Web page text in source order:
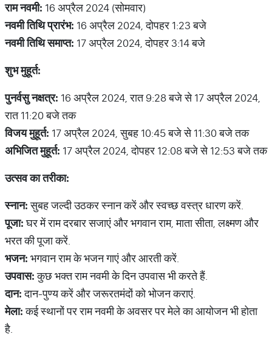
रामनवमी: 16 अप्रैल 2024 (सोमवार)
नवमीतिथिप्रारंभ: 16 अप्रैल 2024, दोपहर 1:23 बजे
नवमीतिथिसमाप्त: 17 अप्रैल 2024, दोपहर 3:14 बजे
शुभमुहूर्त:
पुनर्वसुनक्षत्र: 16 अप्रैल 2024, रात 9:28 बजे से 17 अप्रैल 2024,
रात 11:20 बजे तक
विजयमुहूर्त: 17 अप्रैल 2024, सुबह 10:45 बजे से 11:30 बजे तक
अभिजितमुहूर्त: 17 अप्रैल 2024, दोपहर 12:08 बजे से 12:53 बजे तक
उत्सवकातरीका:
स्नान:सुबह जल्दी उठकर स्नान करें और स्वच्छ वस्त्र धारण करें.
पूजा:घर में राम दरबार सजाएं और भगवान राम, माता सीता, लक्ष्मण और
भरत की पूजा करें.
भजन: भगवान राम के भजन गाएं और आरती करें.
उपवास:कुछ भक्त राम नवमी के दिन उपवास भी करते हैं.
दान:दान-पुण्य करें और जरूरतमंदों को भोजन कराएं.
मेला:कई स्थानों पर राम नवमी के अवसर पर मेले का आयोजन भी होता
है.